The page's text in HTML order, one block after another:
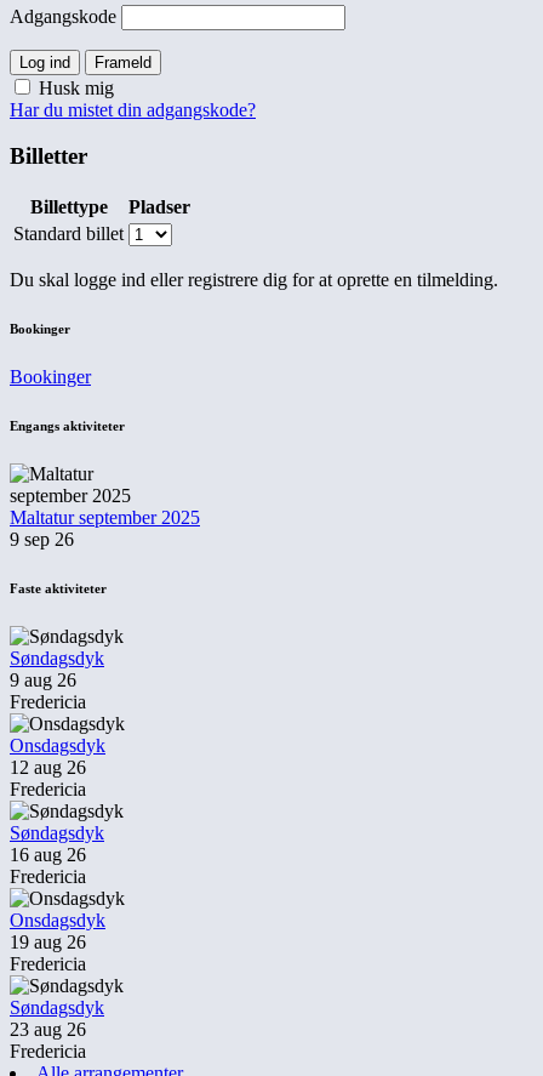
Adgangskode
Log ind Frameld
Husk mig
Har du mistet din adgangskode?
Billetter
Billettype
Pladser
Standard billet
Du skal logge ind eller registrere dig for at oprette en tilmelding.
Bookinger
Bookinger
Engangs aktiviteter
Maltatur september 2025
9 sep 26
Faste aktiviteter
Søndagsdyk
9 aug 26
Fredericia
Onsdagsdyk
12 aug 26
Fredericia
Søndagsdyk
16 aug 26
Fredericia
Onsdagsdyk
19 aug 26
Fredericia
Søndagsdyk
23 aug 26
Fredericia